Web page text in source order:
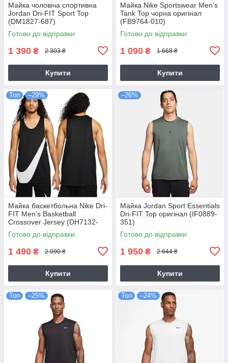
Майка чоловіча спортивна
Jordan Dri-FIT Sport Top
(DM1827-687)
Готово до відправки
1 390 ₴ 2 303 ₴
Купити
Майка Nike Sportswear Men's
Tank Top чорна оригінал
(FB9764-010)
Готово до відправки
1 090 ₴ 1 668 ₴
Купити
Топ –29%
Майка баскетбольна Nike Dri-
FIT Men's Basketball
Crossover Jersey (DH7132-
013)
Готово до відправки
1 490 ₴ 2 090 ₴
Купити
–26%
Майка Jordan Sport Essentials
Dri-FIT Top оригінал (IF0889-
351)
Готово до відправки
1 950 ₴ 2 644 ₴
Купити
Топ –25% Топ –24%